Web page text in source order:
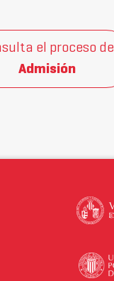
el proceso de
Admisión